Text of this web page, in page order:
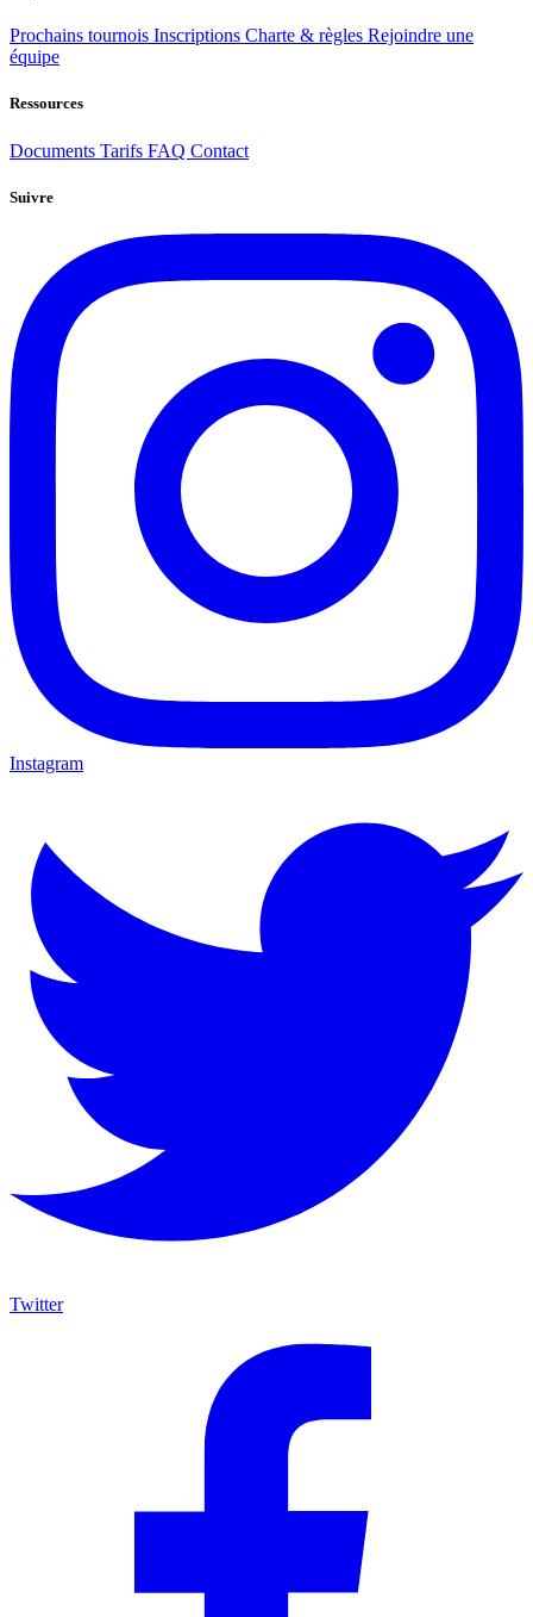
Prochains tournois Inscriptions Charte & règles Rejoindre une
équipe
Ressources
Documents Tarifs FAQ Contact
Suivre
Instagram
Twitter